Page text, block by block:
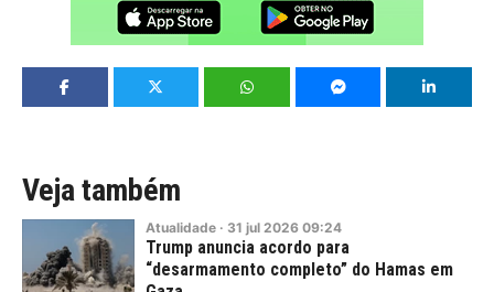
Veja também
Atualidade · 31 jul 2026 09:24
Trump anuncia acordo para
“desarmamento completo” do Hamas em